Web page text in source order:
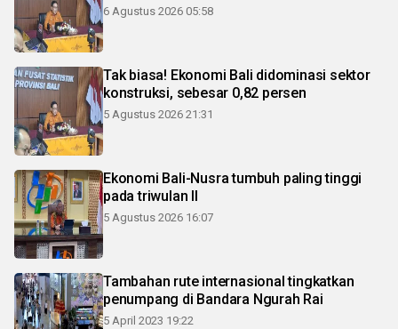
6 Agustus 2026 05:58
Tak biasa! Ekonomi Bali didominasi sektor
konstruksi, sebesar 0,82 persen
5 Agustus 2026 21:31
Ekonomi Bali-Nusra tumbuh paling tinggi
pada triwulan II
5 Agustus 2026 16:07
Tambahan rute internasional tingkatkan
penumpang di Bandara Ngurah Rai
5 April 2023 19:22